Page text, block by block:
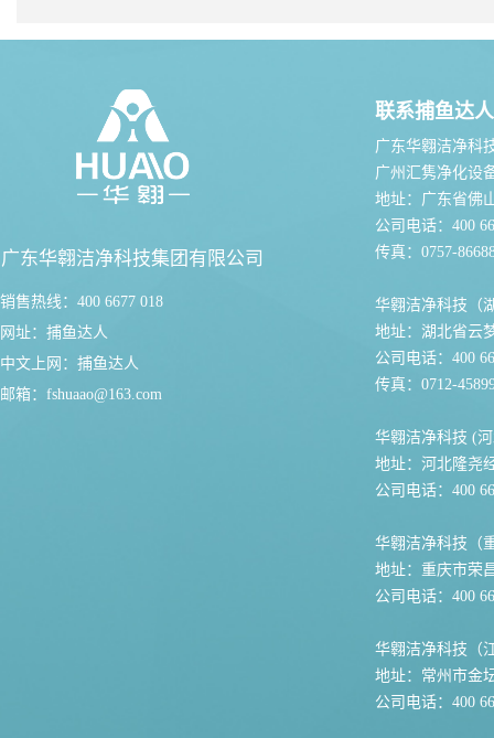
广东华翱洁净科技集团有限公司
销售热线：400 6677 018
网址： 捕鱼达人
中文上网： 捕鱼达人
邮箱： fshuaao@163.com
联系捕鱼达人
广东华翱洁净科
广州汇隽净化设
地址：广东省佛
公司电话：400
传真：0757-
华翱洁净科技（
地址：湖北省云
公司电话：400
传真：0712-
华翱洁净科技 (
地址：河北隆尧
公司电话：400
华翱洁净科技（
地址：重庆市荣
公司电话：400
华翱洁净科技（
地址：常州市金
公司电话：400